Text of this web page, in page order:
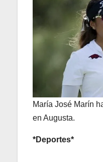
María José Marín
en Augusta.
*Deportes*